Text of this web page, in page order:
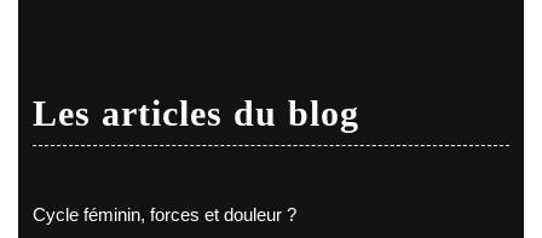
Les articles du blog
Cycle féminin, forces et douleur ?